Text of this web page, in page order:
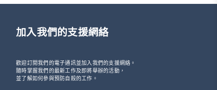
加入我們的支援網絡
歡迎訂閱我們的電子通訊並加入我們的支援網絡。
隨時掌握我們的最新工作及即將舉辦的活動，
並了解如何參與預防自殺的工作。